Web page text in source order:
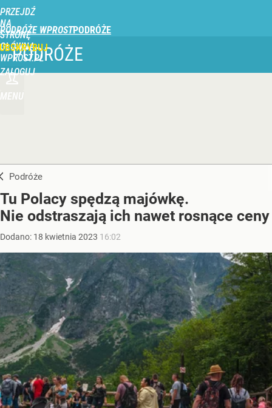
PRZEJDŹ
NA
STRONĘ
GŁÓWNĄ
WPROST.PL
PODRÓŻE WPROST
ZALOGUJ
MENU
PODRÓŻE
Podróże
Tu Polacy spędzą majówkę.
Nie odstraszają ich nawet rosnące ceny
Dodano: 18 kwietnia 2023 16:02